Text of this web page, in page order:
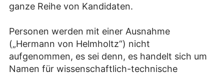
ganze Reihe von Kandidaten.
Personen werden mit einer Ausnahme
(„Hermann von Helmholtz“) nicht
aufgenommen, es sei denn, es handelt sich um
Namen für wissenschaftlich-technische